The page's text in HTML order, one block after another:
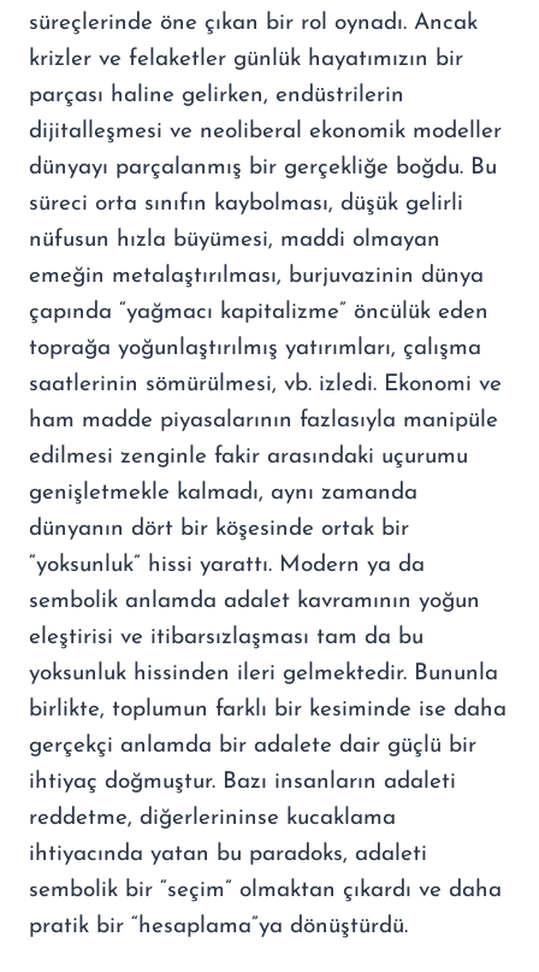
süreçlerinde öne çıkan bir rol oynadı. Ancak
krizler ve felaketler günlük hayatımızın bir
parçası haline gelirken, endüstrilerin
dijitalleşmesi ve neoliberal ekonomik modeller
dünyayı parçalanmış bir gerçekliğe boğdu. Bu
süreci orta sınıfın kaybolması, düşük gelirli
nüfusun hızla büyümesi, maddi olmayan
emeğin metalaştırılması, burjuvazinin dünya
çapında “yağmacı kapitalizme” öncülük eden
toprağa yoğunlaştırılmış yatırımları, çalışma
saatlerinin sömürülmesi, vb. izledi. Ekonomi ve
ham madde piyasalarının fazlasıyla manipüle
edilmesi zenginle fakir arasındaki uçurumu
genişletmekle kalmadı, aynı zamanda
dünyanın dört bir köşesinde ortak bir
“yoksunluk” hissi yarattı. Modern ya da
sembolik anlamda adalet kavramının yoğun
eleştirisi ve itibarsızlaşması tam da bu
yoksunluk hissinden ileri gelmektedir. Bununla
birlikte, toplumun farklı bir kesiminde ise daha
gerçekçi anlamda bir adalete dair güçlü bir
ihtiyaç doğmuştur. Bazı insanların adaleti
reddetme, diğerlerininse kucaklama
ihtiyacında yatan bu paradoks, adaleti
sembolik bir “seçim” olmaktan çıkardı ve daha
pratik bir “hesaplama”ya dönüştürdü.